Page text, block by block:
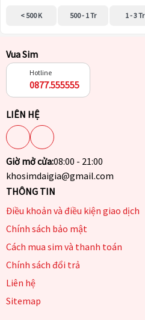
< 500 K 500 - 1 Tr 1 - 3 Tr
Vua Sim
Hotline
0877.555555
LIÊN HỆ
Giờ mở cửa:08:00 - 21:00
khosimdaigia@gmail.com
THÔNG TIN
Điều khoản và điều kiện giao dịch
Chính sách bảo mật
Cách mua sim và thanh toán
Chính sách đổi trả
Liên hệ
Sitemap